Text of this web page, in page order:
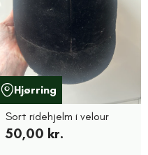
Hjørring
Sort ridehjelm i velour
50,00 kr.